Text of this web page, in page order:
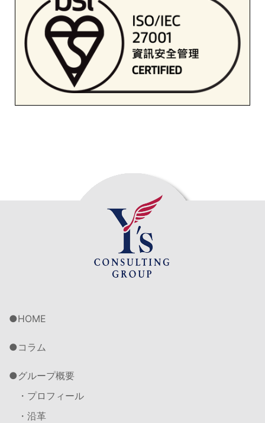
HOME
コラム
グループ概要
・プロフィール
・沿革